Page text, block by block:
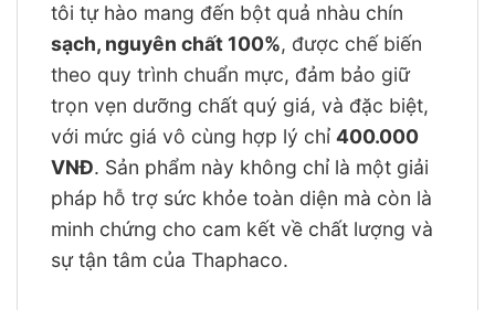
tôi tự hào mang đến bột quả nhàu chín
sạch, nguyên chất 100%, được chế biến
theo quy trình chuẩn mực, đảm bảo giữ
trọn vẹn dưỡng chất quý giá, và đặc biệt,
với mức giá vô cùng hợp lý chỉ 400.000
VNĐ. Sản phẩm này không chỉ là một giải
pháp hỗ trợ sức khỏe toàn diện mà còn là
minh chứng cho cam kết về chất lượng và
sự tận tâm của Thaphaco.